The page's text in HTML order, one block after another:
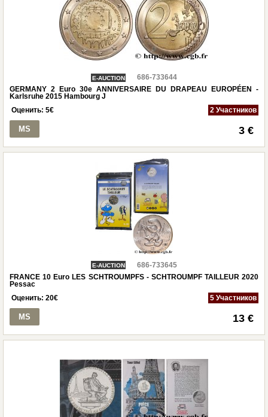
E-AUCTION
686-733644
GERMANY 2 Euro 30e ANNIVERSAIRE DU DRAPEAU EUROPÉEN -
Karlsruhe 2015 Hambourg J
Оценить: 5€ 2 Участников
MS 3 €
E-AUCTION
686-733645
FRANCE 10 Euro LES SCHTROUMPFS - SCHTROUMPF TAILLEUR 2020
Pessac
Оценить: 20€ 5 Участников
MS 13 €